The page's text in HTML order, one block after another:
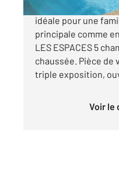
LE BIEN Maison T5
idéale pour une
principale comme
LES ESPACES 5
chaussée. Pièce de
triple exposition,
Voir